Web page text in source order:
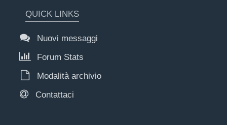
QUICK LINKS
Nuovi messaggi
Forum Stats
Modalità archivio
Contattaci